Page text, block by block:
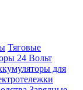
Тяговые
24 Вольт
для